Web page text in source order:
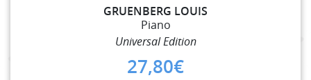
GRUENBERG LOUIS
Piano
Universal Edition
27,80€